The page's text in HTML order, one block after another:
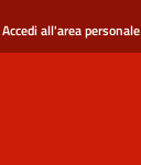
Accedi all'area personale